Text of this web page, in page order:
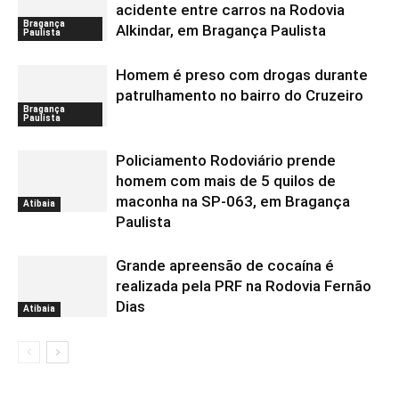
Bragança
Paulista
acidente entre carros na Rodovia
Alkindar, em Bragança Paulista
Bragança
Paulista
Homem é preso com drogas durante
patrulhamento no bairro do Cruzeiro
Atibaia
Policiamento Rodoviário prende
homem com mais de 5 quilos de
maconha na SP-063, em Bragança
Paulista
Atibaia
Grande apreensão de cocaína é
realizada pela PRF na Rodovia Fernão
Dias